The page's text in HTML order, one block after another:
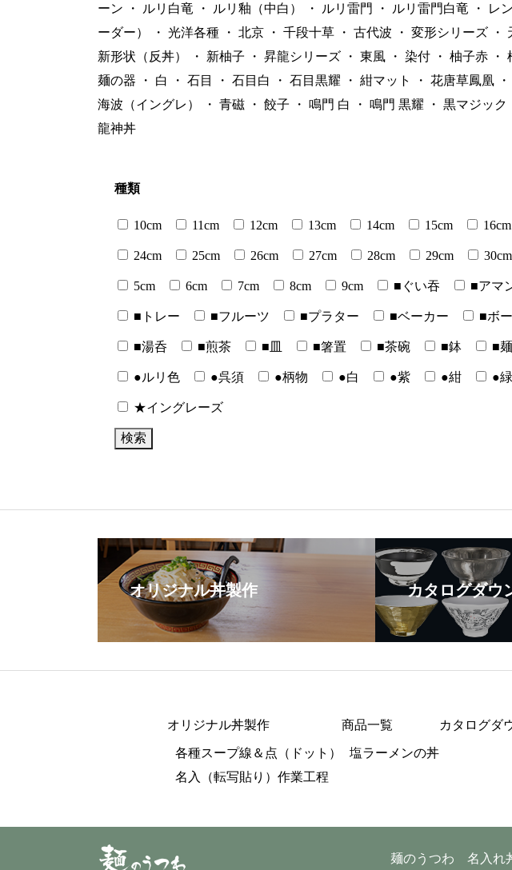
ーン
・ ルリ白竜 ・ ルリ釉（中白） ・ ルリ雷門 ・ ルリ雷門白竜 ・ レ
ーダー）
・ 光洋各種 ・ 北京 ・ 千段十草 ・ 古代波 ・ 変形シリーズ ・
新形状（反丼）
・ 新柚子 ・ 昇龍シリーズ ・ 東風 ・ 染付 ・ 柚子赤 ・
麺の器
・ 白 ・ 石目 ・ 石目白 ・ 石目黒耀 ・ 紺マット ・ 花唐草鳳凰 ・
海波（イングレ）
・ 青磁 ・ 餃子 ・ 鳴門 白 ・ 鳴門 黒耀 ・ 黒マジック
龍神丼
種類
10cm 11cm 12cm 13cm 14cm 15cm 16cm
24cm 25cm 26cm 27cm 28cm 29cm 30cm
5cm 6cm 7cm 8cm 9cm ■ぐい吞 ■アマ
■トレー ■フルーツ ■プラター ■ベーカー ■ボ
■湯呑 ■煎茶 ■皿 ■箸置 ■茶碗 ■鉢 ■
●ルリ色 ●呉須 ●柄物 ●白 ●紫 ●紺 ●緑
★イングレーズ
オリジナル丼製作 カタログダウ
オリジナル丼製作
各種スープ線＆点（ドット）
名入（転写貼り）作業工程
商品一覧
塩ラーメンの丼
カタログダ
麺のうつわ 名入れ